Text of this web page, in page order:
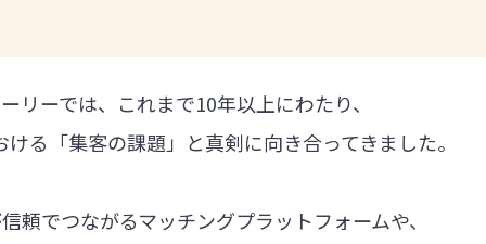
リーでは、これまで10年以上にわたり、
る「集客の課題」と真剣に向き合ってきました。
頼でつながるマッチングプラットフォームや、